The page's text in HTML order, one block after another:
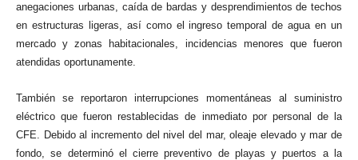
anegaciones urbanas, caída de bardas y desprendimientos de techos
en estructuras ligeras, así como el ingreso temporal de agua en un
mercado y zonas habitacionales, incidencias menores que fueron
atendidas oportunamente.
También se reportaron interrupciones momentáneas al suministro
eléctrico que fueron restablecidas de inmediato por personal de la
CFE. Debido al incremento del nivel del mar, oleaje elevado y mar de
fondo, se determinó el cierre preventivo de playas y puertos a la